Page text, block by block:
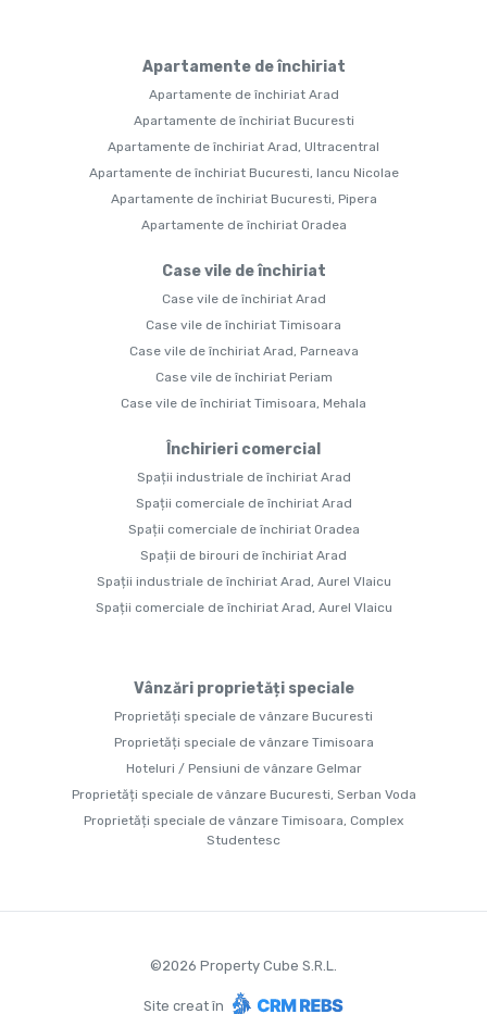
Apartamente de închiriat
Apartamente de închiriat Arad
Apartamente de închiriat Bucuresti
Apartamente de închiriat Arad, Ultracentral
Apartamente de închiriat Bucuresti, Iancu Nicolae
Apartamente de închiriat Bucuresti, Pipera
Apartamente de închiriat Oradea
Case vile de închiriat
Case vile de închiriat Arad
Case vile de închiriat Timisoara
Case vile de închiriat Arad, Parneava
Case vile de închiriat Periam
Case vile de închiriat Timisoara, Mehala
Închirieri comercial
Spații industriale de închiriat Arad
Spații comerciale de închiriat Arad
Spații comerciale de închiriat Oradea
Spații de birouri de închiriat Arad
Spații industriale de închiriat Arad, Aurel Vlaicu
Spații comerciale de închiriat Arad, Aurel Vlaicu
Vânzări proprietăți speciale
Proprietăți speciale de vânzare Bucuresti
Proprietăți speciale de vânzare Timisoara
Hoteluri / Pensiuni de vânzare Gelmar
Proprietăți speciale de vânzare Bucuresti, Serban Voda
Proprietăți speciale de vânzare Timisoara, Complex
Studentesc
©2026 Property Cube S.R.L.
Site creat în